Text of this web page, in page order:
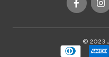
© 2023